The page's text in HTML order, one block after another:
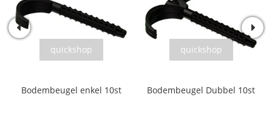
quickshop
Bodembeugel enkel 10st
quickshop
Bodembeugel Dubbel 10st